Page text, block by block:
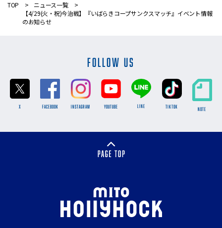
TOP
ニュース一覧
【4/29(火・祝)今治戦】『いばらきコープサンクスマッチ』イベント情報
のお知らせ
FOLLOW US
X FACEBOOK INSTAGRAM YOUTUBE LINE TikTok NOTE